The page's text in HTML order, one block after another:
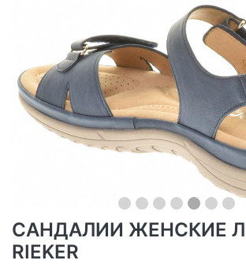
САНДАЛИИ ЖЕНСКИЕ
RIEKER